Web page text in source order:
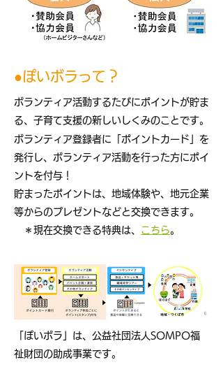
●ぽいボラって？
​ボランティア活動するたびにポイントが貯ま
る、子育て支援の新しいしくみのことです。
​ボランティア登録者に「ポイントカード」を
発行し、ボランティア活動を行った方にポイ
ントを付与！
貯まったポイントは、地域体験や、地元企業
等からのプレゼントなどと交換できます。
＊現在交換できる特典は、 こちら。
​「ぽいボラ」は、公益社団法人SOMPO福
祉財団の助成事業です。